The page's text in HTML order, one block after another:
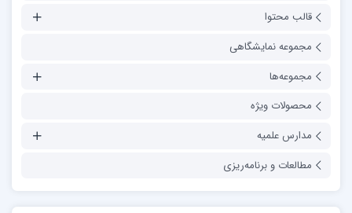
قالب محتوا
مجموعه نمایشگاهی
مجموعه‌ها
محصولات ویژه
مدارس علمیه
مطالعات و برنامه‌ریزی